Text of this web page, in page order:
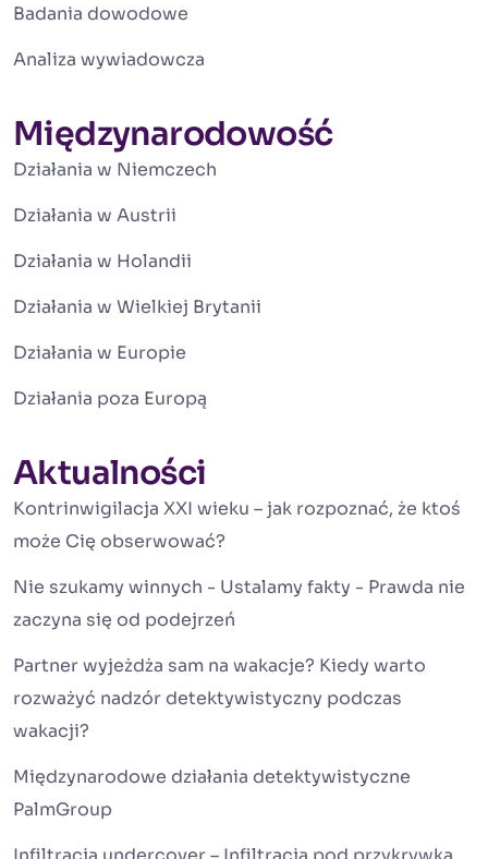
Badania dowodowe
Analiza wywiadowcza
Międzynarodowość
Działania w Niemczech
Działania w Austrii
Działania w Holandii
Działania w Wielkiej Brytanii
Działania w Europie
Działania poza Europą
Aktualności
Kontrinwigilacja XXI wieku – jak rozpoznać, że ktoś
może Cię obserwować?
Nie szukamy winnych - Ustalamy fakty - Prawda nie
zaczyna się od podejrzeń
Partner wyjeżdża sam na wakacje? Kiedy warto
rozważyć nadzór detektywistyczny podczas
wakacji?
Międzynarodowe działania detektywistyczne
PalmGroup